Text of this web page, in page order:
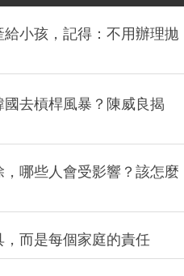
小孩，記得：不用辦理拋
去槓桿風暴？陳威良揭
，哪些人會受影響？該怎麼
而是每個家庭的責任